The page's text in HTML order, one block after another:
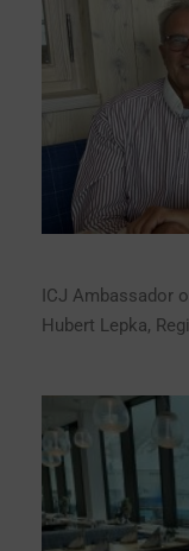
ICJ Ambassador
Hubert Lepka,